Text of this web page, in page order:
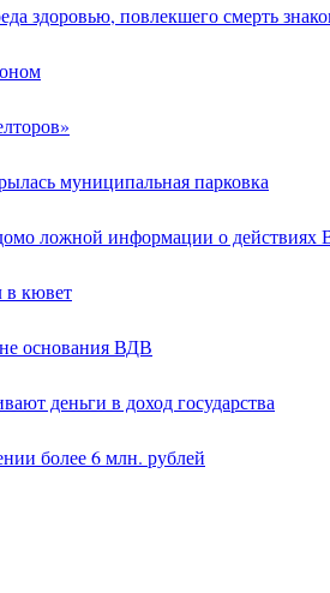
здоровью, повлекшего смерть
муниципальная парковка
ложной информации о
в кювет
основания ВДВ
деньги в доход государства
более 6 млн. рублей